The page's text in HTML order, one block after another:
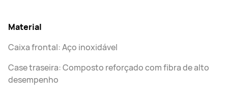
Material
Caixa frontal: Aço inoxidável
Case traseira: Composto reforçado com fibra de alto
desempenho